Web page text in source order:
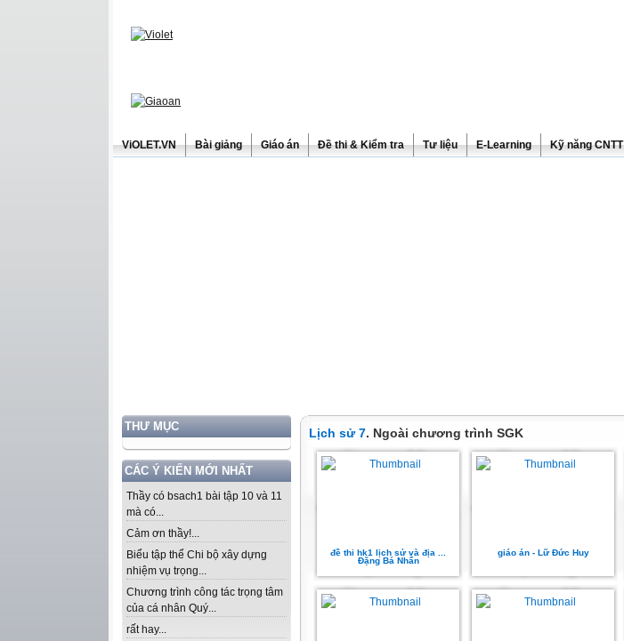
ViOLET.VN Bài giảng Giáo án Đề thi & Kiểm tra Tư liệu E-Learning Kỹ năng CNTT
THƯ MỤC
CÁC Ý KIẾN MỚI NHẤT
Thầy có bsach1 bài tập 10 và 11
mà có...
Cảm ơn thầy!...
Biểu tập thể Chi bộ xây dựng
nhiệm vụ trọng...
Chương trình công tác trọng tâm
của cá nhân Quý...
rất hay...
Lịch sử 7. Ngoài chương trình SGK
đề thi hk1 lịch sử và địa ...
Đặng Bá Nhẩn
giáo án - Lữ Đức Huy